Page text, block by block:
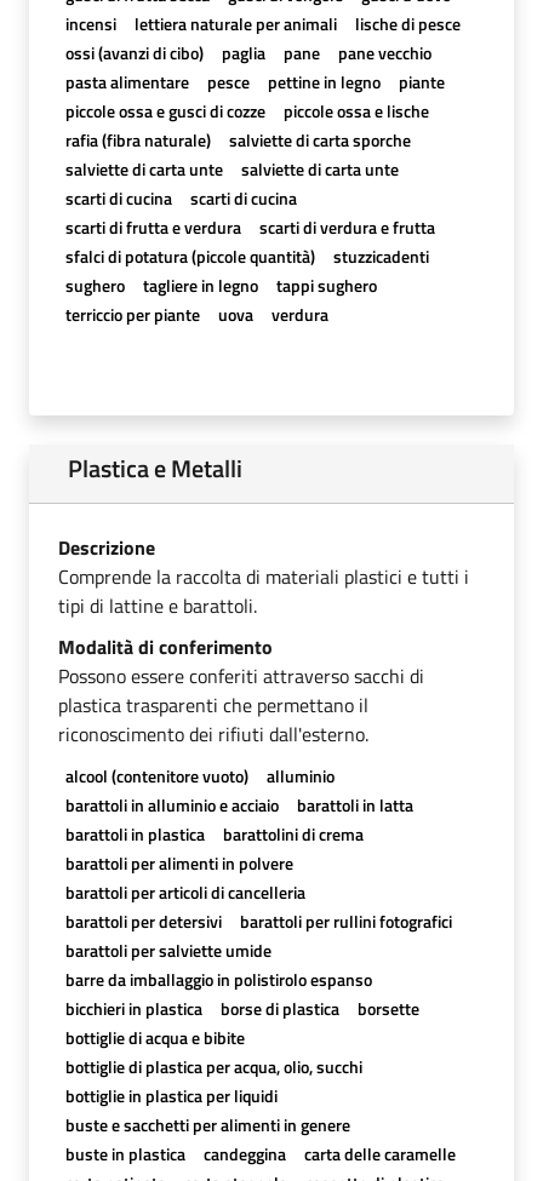
incensi
lettiera naturale per animali
lische di pesce
ossi (avanzi di cibo)
paglia pane
pane vecchio
pasta alimentare
pesce pettine in legno
piante
piccole ossa e gusci di cozze
piccole ossa e lische
rafia (fibra naturale)
salviette di carta sporche
salviette di carta unte
salviette di carta unte
scarti di cucina
scarti di cucina
scarti di frutta e verdura
scarti di verdura e frutta
sfalci di potatura (piccole quantità)
stuzzicadenti
sughero
tagliere in legno
tappi sughero
terriccio per piante
uova verdura
Plastica e Metalli
Descrizione
Comprende la raccolta di materiali plastici e tutti i
tipi di lattine e barattoli.
Modalità di conferimento
Possono essere conferiti attraverso sacchi di
plastica trasparenti che permettano il
riconoscimento dei rifiuti dall'esterno.
alcool (contenitore vuoto)
alluminio
barattoli in alluminio e acciaio
barattoli in latta
barattoli in plastica
barattolini di crema
barattoli per alimenti in polvere
barattoli per articoli di cancelleria
barattoli per detersivi
barattoli per rullini fotografici
barattoli per salviette umide
barre da imballaggio in polistirolo espanso
bicchieri in plastica
borse di plastica
borsette
bottiglie di acqua e bibite
bottiglie di plastica per acqua, olio, succhi
bottiglie in plastica per liquidi
buste e sacchetti per alimenti in genere
buste in plastica
candeggina
carta delle caramelle